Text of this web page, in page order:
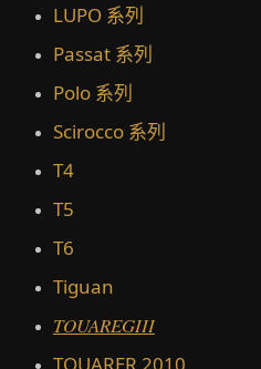
LUPO 系列
Passat 系列
Polo 系列
Scirocco 系列
T4
T5
T6
Tiguan
TOUAREGIII